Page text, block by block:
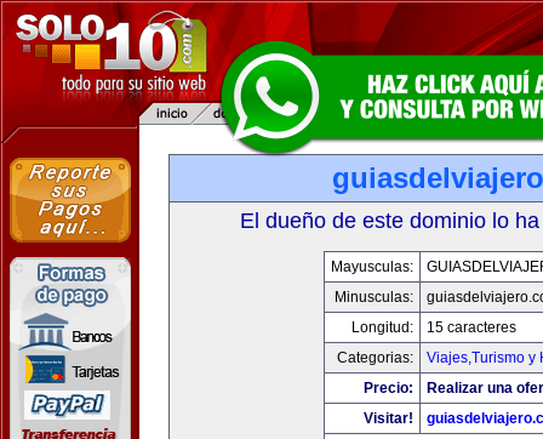
El dueño de este dominio lo
Mayusculas:
Minusculas:
Longitud:
15 caracteres
Categorias:
Viajes,Turismo y
Precio:
Realizar una
Visitar!